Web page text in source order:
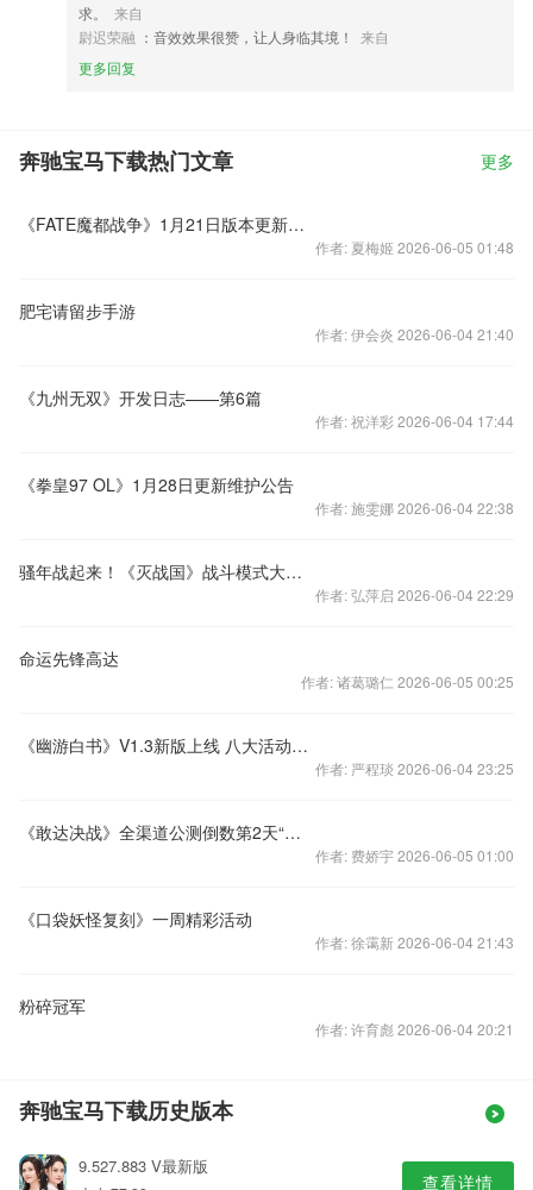
求。
来自
尉迟荣融 ：音效效果很赞，让人身临其境！
来自
更多回复
奔驰宝马下载热门文章 更多
《FATE魔都战争》1月21日版本更新公告
作者: 夏梅姬 2026-06-05 01:48
肥宅请留步手游
作者: 伊会炎 2026-06-04 21:40
《九州无双》开发日志——第6篇
作者: 祝洋彩 2026-06-04 17:44
《拳皇97 OL》1月28日更新维护公告
作者: 施雯娜 2026-06-04 22:38
骚年战起来！《灭战国》战斗模式大揭秘
作者: 弘萍启 2026-06-04 22:29
命运先锋高达
作者: 诸葛璐仁 2026-06-05 00:25
《幽游白书》V1.3新版上线 八大活动驱走寒潮
作者: 严程琰 2026-06-04 23:25
《敢达决战》全渠道公测倒数第2天“敢”当大任！
作者: 费娇宇 2026-06-05 01:00
《口袋妖怪复刻》一周精彩活动
作者: 徐霭新 2026-06-04 21:43
粉碎冠军
作者: 许育彪 2026-06-04 20:21
奔驰宝马下载历史版本
9.527.883 V最新版
查看详情